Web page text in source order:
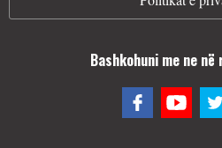
Bashkohuni me ne